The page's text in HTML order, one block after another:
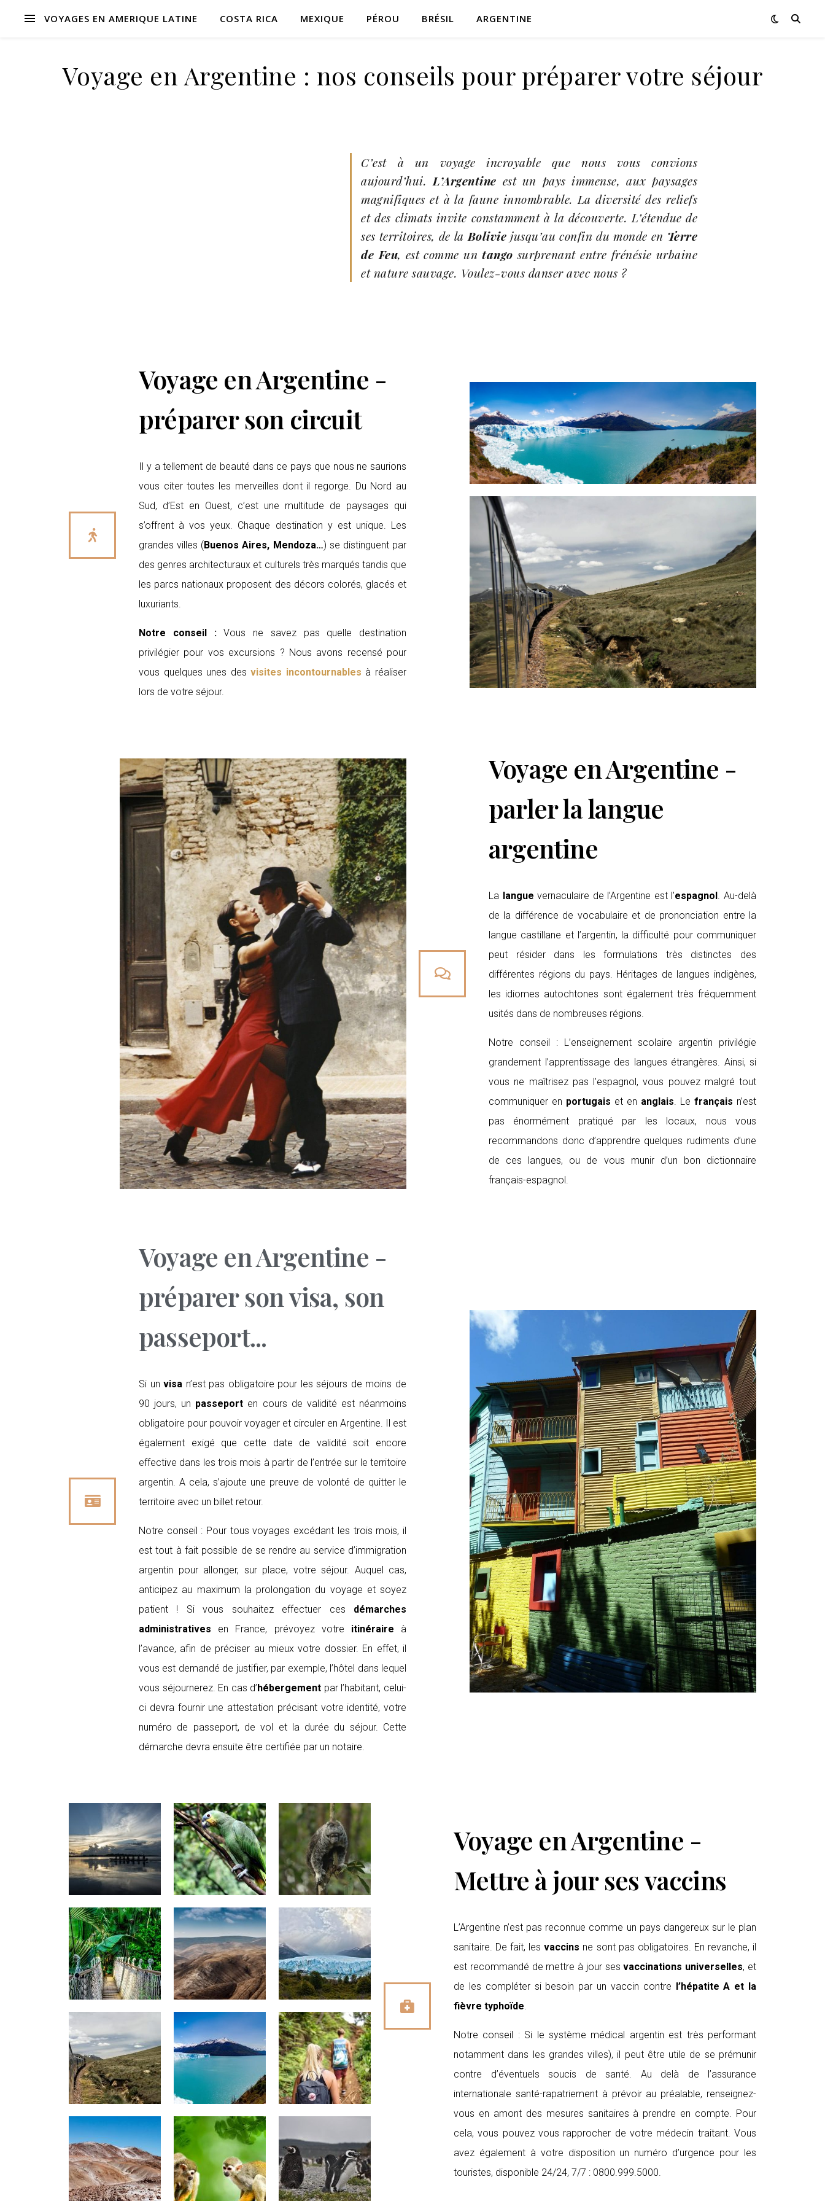
VOYAGES EN AMERIQUE LATINE COSTA RICA MEXIQUE PÉROU BRÉSIL ARGENTINE
Voyage en Argentine : nos conseils pour préparer votre séjour
C’est à un voyage incroyable que nous vous convions
aujourd’hui. L’Argentine est un pays immense, aux paysages
magnifiques et à la faune innombrable. La diversité des reliefs
et des climats invite constamment à la découverte. L’étendue de
ses territoires, de la Boliviejusqu’au confin du monde en Terre
de Feu, est comme untango surprenant entre frénésie urbaine
et nature sauvage. Voulez-vous danser avec nous ?
Voyage en Argentine -
préparer son circuit
Il y a tellement de beauté dans ce pays que nous ne saurions
vous citer toutes les merveilles dont il regorge. Du Nord au
Sud, d’Est en Ouest, c’est une multitude de paysages qui
s’offrent à vos yeux. Chaque destination y est unique. Les
grandes villes (Buenos Aires, Mendoza…) se distinguent par
des genres architecturaux et culturels très marqués tandis que
les parcs nationaux proposent des décors colorés, glacés et
luxuriants.
Notre conseil :Vous ne savez pas quelle destination
privilégier pour vos excursions ? Nous avons recensé pour
vous quelques unes desvisites incontournables à réaliser
lors de votre séjour.
Voyage en Argentine -
parler la langue
argentine
La langue vernaculaire de l’Argentine est l’espagnol. Au-delà
de la différence de vocabulaire et de prononciation entre la
langue castillane et l’argentin, la difficulté pour communiquer
peut résider dans les formulations très distinctes des
différentes régions du pays. Héritages de langues indigènes,
les idiomes autochtones sont également très fréquemment
usités dans de nombreuses régions.
Notre conseil : L’enseignement scolaire argentin privilégie
grandement l’apprentissage des langues étrangères. Ainsi, si
vous ne maîtrisez pas l’espagnol, vous pouvez malgré tout
communiquer en portugais et en anglais. Le français n’est
pas énormément pratiqué par les locaux, nous vous
recommandons donc d’apprendre quelques rudiments d’une
de ces langues, ou de vous munir d’un bon dictionnaire
français-espagnol.
Voyage en Argentine -
préparer son visa, son
passeport...
Si un visa n’est pas obligatoire pour les séjours de moins de
90 jours, un passeport en cours de validité est néanmoins
obligatoire pour pouvoir voyager et circuler en Argentine. Il est
également exigé que cette date de validité soit encore
effective dans les trois mois à partir de l’entrée sur le territoire
argentin. A cela, s’ajoute une preuve de volonté de quitter le
territoire avec un billet retour.
Notre conseil : Pour tous voyages excédant les trois mois, il
est tout à fait possible de se rendre au service d’immigration
argentin pour allonger, sur place, votre séjour. Auquel cas,
anticipez au maximum la prolongation du voyage et soyez
patient ! Si vous souhaitez effectuer ces démarches
administratives en France, prévoyez votre itinéraire à
l’avance, afin de préciser au mieux votre dossier. En effet, il
vous est demandé de justifier, par exemple, l’hôtel dans lequel
vous séjournerez. En cas d’hébergement par l’habitant, celui-
ci devra fournir une attestation précisant votre identité, votre
numéro de passeport, de vol et la durée du séjour. Cette
démarche devra ensuite être certifiée par un notaire.
Voyage en Argentine -
Mettre à jour ses vaccins
L’Argentine n’est pas reconnue comme un pays dangereux sur le plan
sanitaire. De fait, les vaccins ne sont pas obligatoires. En revanche, il
est recommandé de mettre à jour sesvaccinations universelles, et
de les compléter si besoin par un vaccin contre l’hépatite A et la
fièvre typhoïde.
Notre conseil : Si le système médical argentin est très performant
notamment dans les grandes villes), il peut être utile de se prémunir
contre d’éventuels soucis de santé. Au delà de l’assurance
internationale santé-rapatriement à prévoir au préalable, renseignez-
vous en amont des mesures sanitaires à prendre en compte. Pour
cela, vous pouvez vous rapprocher de votre médecin traitant. Vous
avez également à votre disposition un numéro d’urgence pour les
touristes, disponible 24/24, 7/7 : 0800.999.5000.